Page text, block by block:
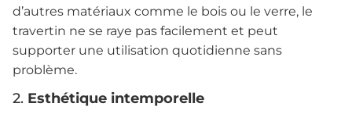
d’autres matériaux comme le bois ou le verre, le
travertin ne se raye pas facilement et peut
supporter une utilisation quotidienne sans
problème.
2. Esthétique intemporelle